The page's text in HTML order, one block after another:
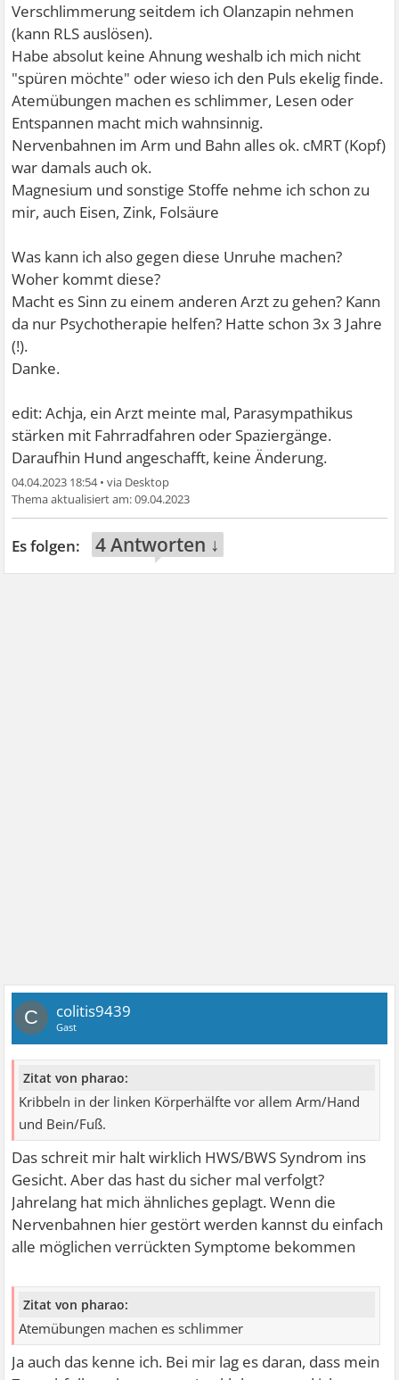
Verschlimmerung seitdem ich Olanzapin nehmen
(kann RLS auslösen).
Habe absolut keine Ahnung weshalb ich mich nicht
"spüren möchte" oder wieso ich den Puls ekelig finde.
Atemübungen machen es schlimmer, Lesen oder
Entspannen macht mich wahnsinnig.
Nervenbahnen im Arm und Bahn alles ok. cMRT (Kopf)
war damals auch ok.
Magnesium und sonstige Stoffe nehme ich schon zu
mir, auch Eisen, Zink, Folsäure
Was kann ich also gegen diese Unruhe machen?
Woher kommt diese?
Macht es Sinn zu einem anderen Arzt zu gehen? Kann
da nur Psychotherapie helfen? Hatte schon 3x 3 Jahre
(!).
Danke.
edit: Achja, ein Arzt meinte mal, Parasympathikus
stärken mit Fahrradfahren oder Spaziergänge.
Daraufhin Hund angeschafft, keine Änderung.
04.04.2023 18:54•
09.04.2023
4 Antworten ↓
C colitis9439
Gast
Zitat von pharao:
Kribbeln in der linken Körperhälfte vor allem Arm/Hand
und Bein/Fuß.
Das schreit mir halt wirklich HWS/BWS Syndrom ins
Gesicht. Aber das hast du sicher mal verfolgt?
Jahrelang hat mich ähnliches geplagt. Wenn die
Nervenbahnen hier gestört werden kannst du einfach
alle möglichen verrückten Symptome bekommen
Zitat von pharao:
Atemübungen machen es schlimmer
Ja auch das kenne ich. Bei mir lag es daran, dass mein